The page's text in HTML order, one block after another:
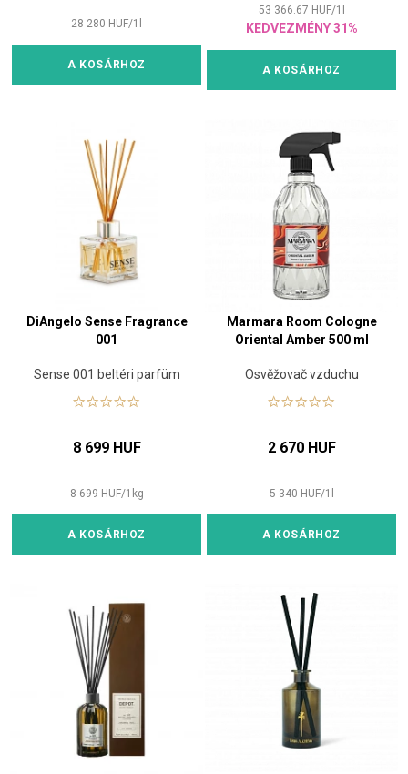
28 280 HUF/1
A KOSÁRHOZ
53 366.67 HUF/1
KEDVEZMÉNY 31%
A KOSÁRHOZ
DiAngelo Sense Fragrance
001
Sense 001 beltéri parfüm
8 699 HUF
8 699 HUF/1 kg
A KOSÁRHOZ
Marmara Room Cologne
Oriental Amber 500 ml
Osvěžovač vzduchu
2 670 HUF
5 340 HUF/1
A KOSÁRHOZ